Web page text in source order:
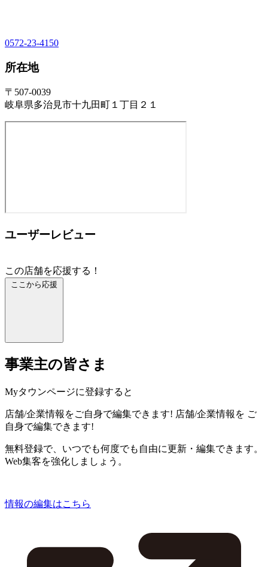
0572-23-4150
所在地
〒507-0039
岐阜県多治見市十九田町１丁目２１
ユーザーレビュー
この店舗を応援する！
ここから応援
事業主の皆さま
Myタウンページに登録すると
店舗/企業情報をご自身で編集できます! 店舗/企業情報を ご
自身で編集できます!
無料登録で、いつでも何度でも自由に更新・編集できます。
Web集客を強化しましょう。
情報の編集はこちら